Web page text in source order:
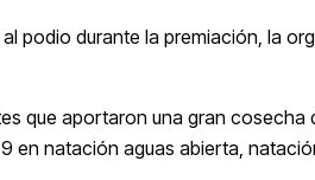
podio durante la premiación, la
que aportaron una gran cosecha
en natación aguas abierta,